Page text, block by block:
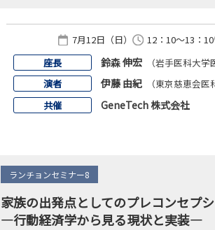
7月12日（日） 12：10～13：10
座長
鈴森 伸宏
（岩手医科大学
演者
伊藤 由紀
（東京慈恵会医
共催
GeneTech 株式会社
ランチョンセミナー8
家族の出発点としてのプレコンセプ
―行動経済学から見る現状と実装―